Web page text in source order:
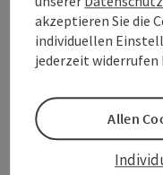
Impulse bringt.
kommen, den Alltag
ihnen um die Sterne
Kontakt
akzeptieren Sie die
individuellen
jederzeit widerrufen
Allen